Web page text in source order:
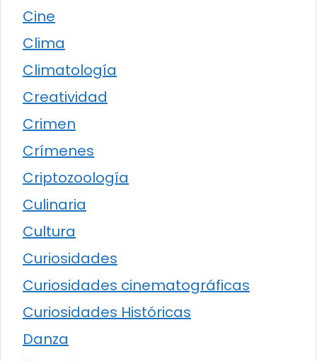
Cine
Clima
Climatología
Creatividad
Crimen
Crímenes
Criptozoología
Culinaria
Cultura
Curiosidades
Curiosidades cinematográficas
Curiosidades Históricas
Danza